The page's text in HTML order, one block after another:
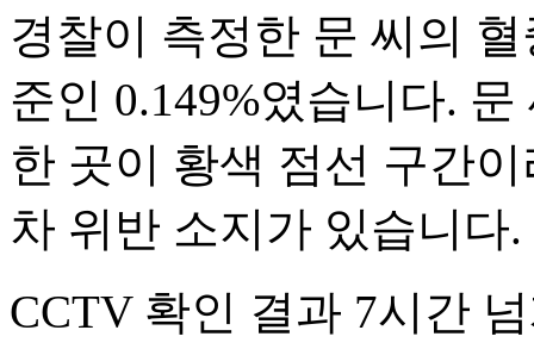
경찰이 측정한 문 씨의
준인 0.149%였습니다.
한 곳이 황색 점선 구간
차 위반 소지가 있습니다.
CCTV 확인 결과 7시간